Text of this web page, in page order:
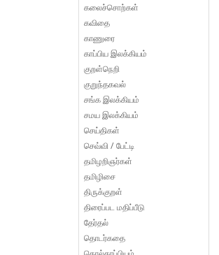
கலைச்சொற்கள்
கவிதை
காணுரை
காப்பிய இலக்கியம்
குறள்நெறி
குறுந்தகவல்
சங்க இலக்கியம்
சமய இலக்கியம்
செய்திகள்
செவ்வி / பேட்டி
தமிழறிஞர்கள்
தமிழிசை
திருக்குறள்
திரைப்பட மதிப்பீடு
தேர்தல்
தொடர்கதை